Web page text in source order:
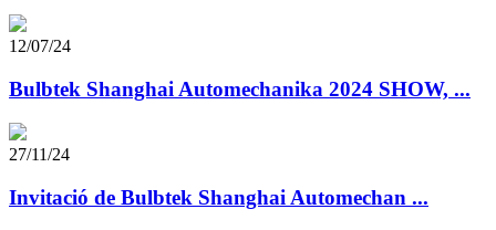
12/07/24
Bulbtek Shanghai Automechanika 2024 SHOW, ...
27/11/24
Invitació de Bulbtek Shanghai Automechan ...